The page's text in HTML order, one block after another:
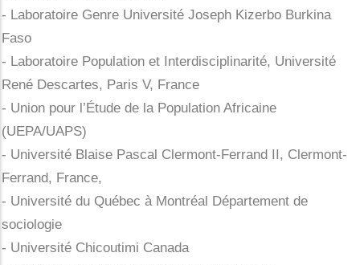
- Laboratoire Genre Université Joseph Kizerbo Burkina
Faso
- Laboratoire Population et Interdisciplinarité, Université
René Descartes, Paris V, France
- Union pour l’Étude de la Population Africaine
(UEPA/UAPS)
- Université Blaise Pascal Clermont-Ferrand II, Clermont-
Ferrand, France,
- Université du Québec à Montréal Département de
sociologie
- Université Chicoutimi Canada